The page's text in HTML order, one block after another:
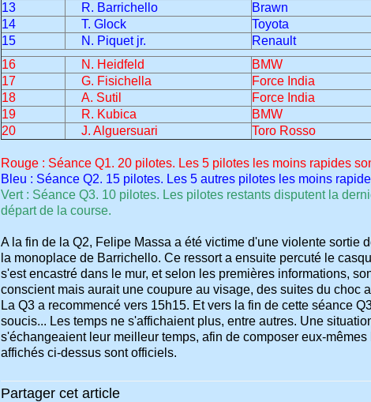
13
R. Barrichello Brawn
14
T. Glock Toyota
15
N. Piquet jr. Renault
16
N. Heidfeld BMW
17
G. Fisichella Force India
18
A. Sutil Force India
19
R. Kubica BMW
20
J. Alguersuari Toro Rosso
Rouge : Séance Q1. 20 pilotes. Les 5 pilotes les moins rapides
Bleu : Séance Q2. 15 pilotes. Les 5 autres pilotes les moins
Vert : Séance Q3. 10 pilotes. Les pilotes restants disputent la
départ de la course.
A la fin de la Q2, Felipe Massa a été victime d'une violente sortie
la monoplace de Barrichello. Ce ressort a ensuite percuté le
s'est encastré dans le mur, et selon les premières informations,
conscient mais aurait une coupure au visage, des suites du choc
La Q3 a recommencé vers 15h15. Et vers la fin de cette séance
soucis... Les temps ne s'affichaient plus, entre autres. Une
s'échangeaient leur meilleur temps, afin de composer eux-
affichés ci-dessus sont officiels.
Partager cet article